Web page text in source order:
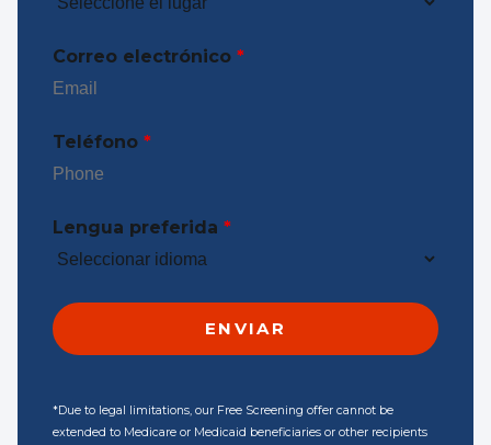
Correo electrónico *
Teléfono *
Lengua preferida *
*Due to legal limitations, our Free Screening offer cannot be
extended to Medicare or Medicaid beneficiaries or other recipients